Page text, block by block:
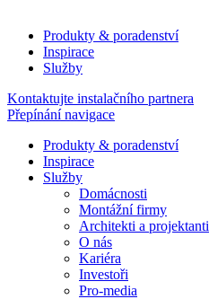
Produkty & poradenství
Inspirace
Služby
Kontaktujte instalačního partnera
Přepínání navigace
Produkty & poradenství
Inspirace
Služby
Domácnosti
Montážní firmy
Architekti a projektanti
O nás
Kariéra
Investoři
Pro-media